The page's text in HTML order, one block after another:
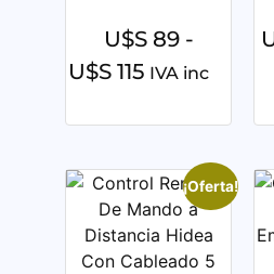
U$S89 -
U$S 115 IVA inc
¡Oferta!